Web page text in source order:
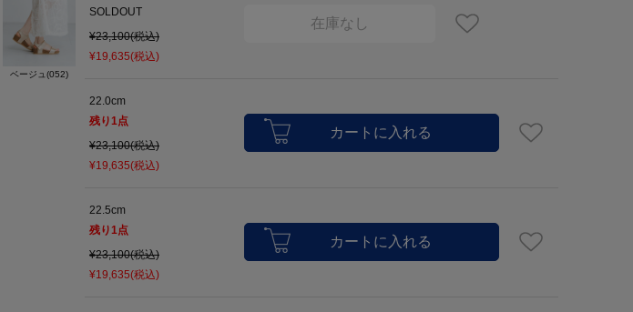
ベージュ(052)
SOLDOUT
¥23,100(税込)
¥19,635(税込)
在庫なし
22.0cm
残り1点
¥23,100(税込)
¥19,635(税込)
22.5cm
残り1点
¥23,100(税込)
¥19,635(税込)